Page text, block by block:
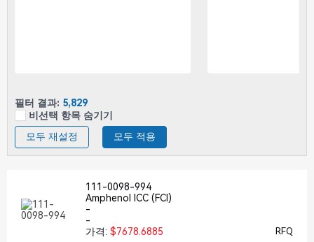
필터 결과: 5,829
비선택 항목 숨기기
모두 재설정
모두 적용
111-0098-994
Amphenol ICC (FCI)
-
-
가격: $7678.6885 RFQ